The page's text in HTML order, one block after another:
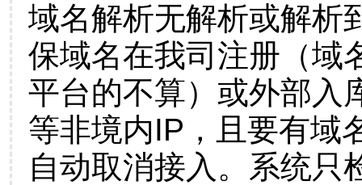
域名解析无解析或解析
保域名在我司注册（域
平台的不算）或外部入
等非境内IP，且要有域
自动取消接入。系统只